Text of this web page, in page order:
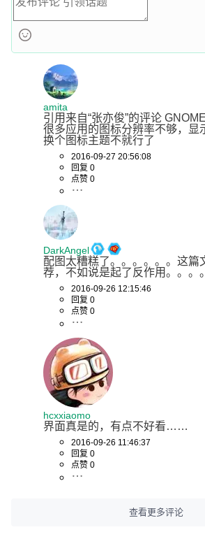
amita
引用来自“张亦俊”的评论
很多应用的图标分辨率不够，显
换个图标主题不就行了
2016-09-27 20:56:08
回复 0
点赞 0
DarkAngel
配图太糟糕了。。。。。。这篇
荐，不如说是起了反作用。。。
2016-09-26 12:15:46
回复 0
点赞 0
hcxxiaomo
界面真是的，有点不好看……
2016-09-26 11:46:37
回复 0
点赞 0
查看更多评论